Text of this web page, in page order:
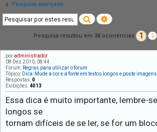
Pesquisa avançada
PesquisarPesquisa avançada
Pesquisa resultou em 38 ocorrências 1 2
poradministrador
08 Dez 2010, 08:44
Fórum: Regras para utilizar o forum
Tópico: Dica: Mude a cor e a fonte em textos longos e poste imagens
Respostas:0
Exibições:4013
Essa dica é muito importante, lembre-
longos se
tornam difíceis de se ler, se for um